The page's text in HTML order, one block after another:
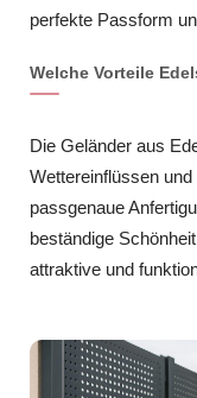
perfekte Passform
Welche Vorteile
Die Geländer aus
Wettereinflüssen
passgenaue
beständige
attraktive und